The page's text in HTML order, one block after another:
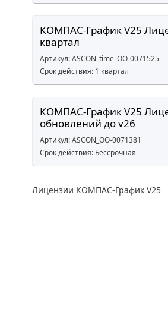
КОМПАС-График V25
квартал
Артикул: ASCON_time_ОО-0071525
Срок действия: 1 квартал
КОМПАС-График V25
обновлений до v26
Артикул: ASCON_ОО-0071381
Срок действия: Бессрочная
Лицензии КОМПАС-График V25